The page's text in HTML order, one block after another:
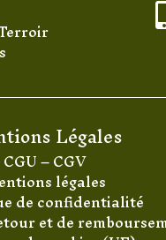
Légales
CGU–CGV
légales
de confidentialité
et de